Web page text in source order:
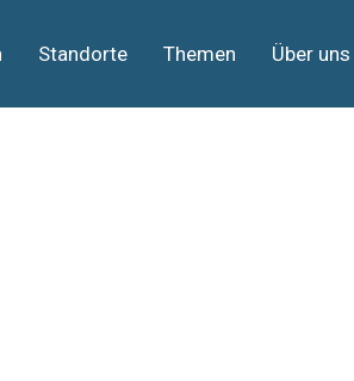
Standorte Themen Über uns